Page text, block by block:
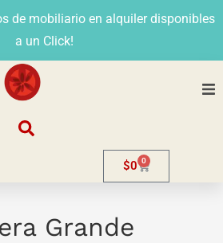
de mobiliario en alquiler disponibles
a un Click!
$0 0
Grande